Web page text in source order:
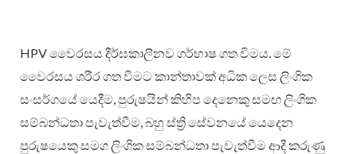
HPV වෛරසය දීර්ඝකාලීනව ගර්භාෂ ගත විමය. මේ
වෛරසය ශරීර ගත වීමට කාන්තාවක් අධික ලෙස ලිංගික
සංසර්ගයේ යෙදීම, පුරුෂයින් කිහිප දෙනෙකු සමඟ ලිංගික
සම්බන්ධතා පැවැත්වීම, බහු ස්ත්‍රි සේවනයේ යෙදෙන
පුරුෂයෙකු සමග ලිංගික සම්බන්ධතා පැවැත්වීම ආදී කරුණු